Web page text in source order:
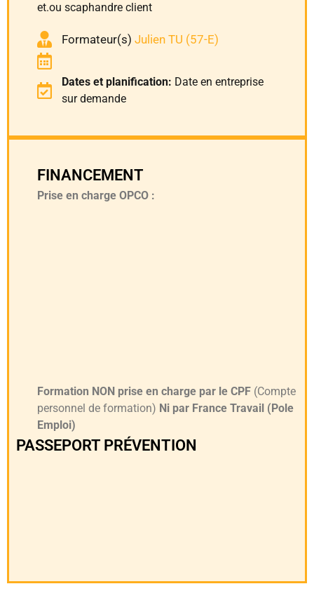
et.ou scaphandre client
Formateur(s) Julien TU (57-E)
Dates et planification: Date en entreprise
sur demande
FINANCEMENT
Prise en charge OPCO :
Formation NON prise en charge par le CPF (Compte
personnel de formation) Ni par France Travail (Pole
Emploi)
PASSEPORT PRÉVENTION